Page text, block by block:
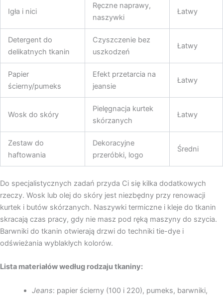
Igła i nici
Ręczne naprawy,
naszywki
Łatwy
Detergent do
delikatnych tkanin
Czyszczenie bez
uszkodzeń
Łatwy
Papier
ścierny/pumeks
Efekt przetarcia na
jeansie
Łatwy
Wosk do skóry
Pielęgnacja kurtek
skórzanych
Łatwy
Zestaw do
haftowania
Dekoracyjne
przeróbki, logo
Średni
Do specjalistycznych zadań przyda Ci się kilka dodatkowych
rzeczy. Wosk lub olej do skóry jest niezbędny przy renowacji
kurtek i butów skórzanych. Naszywki termiczne i kleje do tkanin
skracają czas pracy, gdy nie masz pod ręką maszyny do szycia.
Barwniki do tkanin otwierają drzwi do techniki tie-dye i
odświeżania wyblakłych kolorów.
Lista materiałów według rodzaju tkaniny:
Jeans: papier ścierny (100 i 220), pumeks, barwniki,